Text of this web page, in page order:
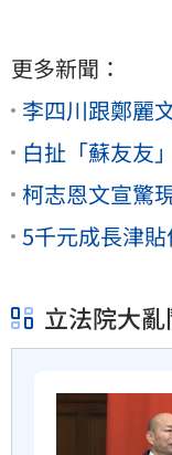
更多新聞：
李四川跟鄭麗
白扯「蘇友友
柯志恩文宣驚
5千元成長津
立法院大亂